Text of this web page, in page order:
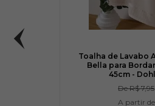
Toalha de Lavabo
Bella para
45cm -
DeR$ 7,95